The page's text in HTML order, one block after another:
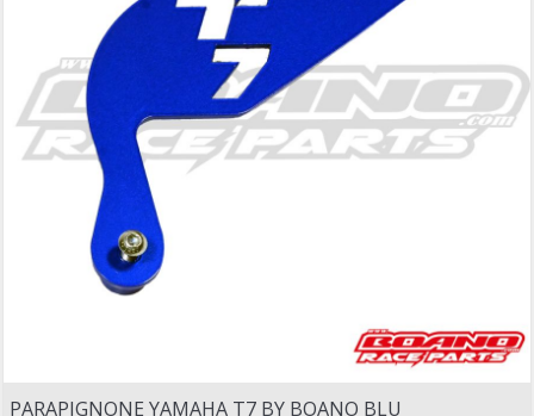
PARAPIGNONE YAMAHA T7 BY BOANO BLU